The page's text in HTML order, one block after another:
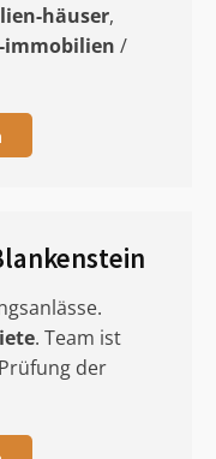
häuser,
immobilien /
. Team ist
der